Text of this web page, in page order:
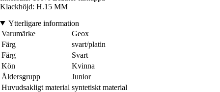
Klackhöjd: H.15 MM
Ytterligare information
Varumärke
Geox
Färg
svart/platin
Färg
Svart
Kön
Kvinna
Åldersgrupp
Junior
Huvudsakligt material syntetiskt material